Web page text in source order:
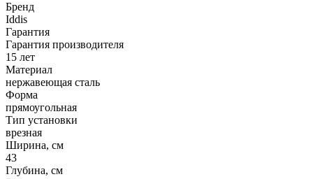
Бренд
Iddis
Гарантия
Гарантия производителя
15 лет
Материал
нержавеющая сталь
Форма
прямоугольная
Тип установки
врезная
Ширина, см
43
Глубина, см